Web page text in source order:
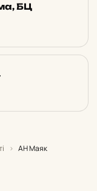
БЦ
› АН Маяк